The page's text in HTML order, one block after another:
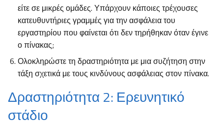
είτε σε μικρές ομάδες. Υπάρχουν κάποιες τρέχουσες
κατευθυντήριες γραμμές για την ασφάλεια του
εργαστηρίου που φαίνεται ότι δεν τηρήθηκαν όταν έγινε
ο πίνακας;
Ολοκληρώστε τη δραστηριότητα με μια συζήτηση στην
τάξη σχετικά με τους κινδύνους ασφάλειας στον πίνακα.
Δραστηριότητα 2: Ερευνητικό
στάδιο